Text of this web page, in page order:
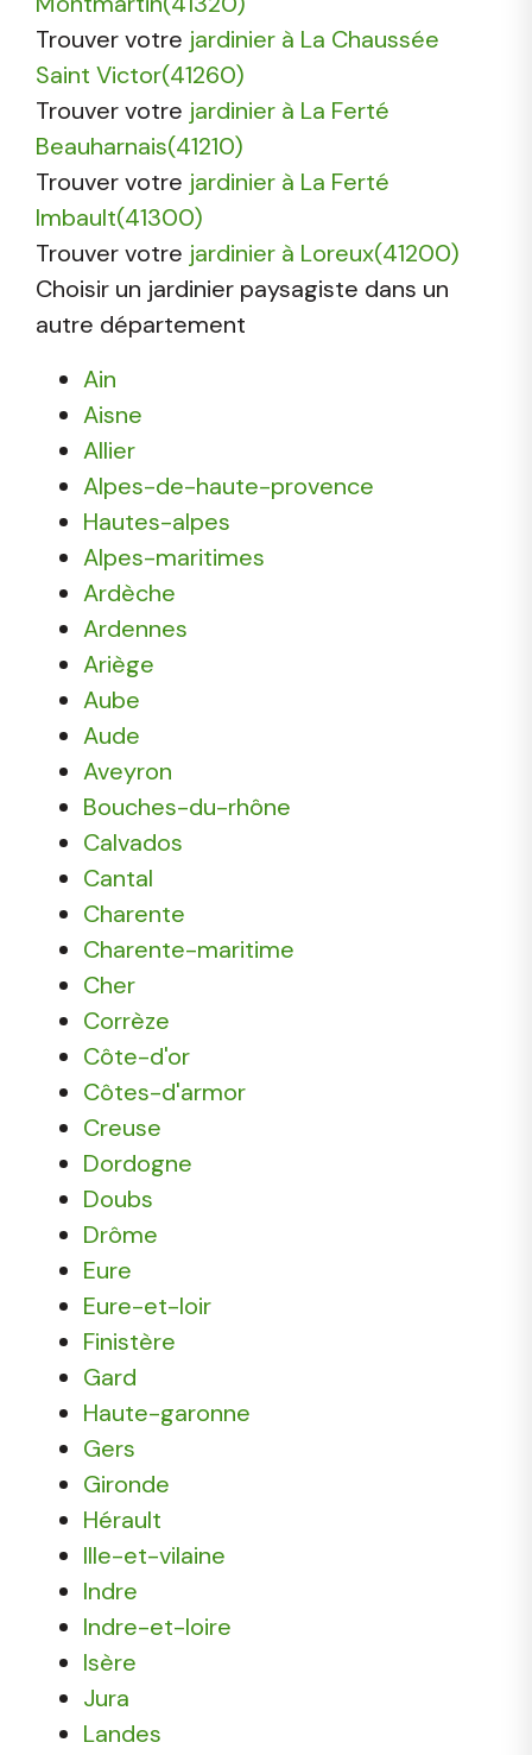
Trouver votre jardinier à La Chaussée
Saint Victor(41260)
Trouver votre jardinier à La Ferté
Beauharnais(41210)
Trouver votre jardinier à La Ferté
Imbault(41300)
Trouver votre jardinier à Loreux(41200)
Choisir un jardinier paysagiste dans un
autre département
Ain
Aisne
Allier
Alpes-de-haute-provence
Hautes-alpes
Alpes-maritimes
Ardèche
Ardennes
Ariège
Aube
Aude
Aveyron
Bouches-du-rhône
Calvados
Cantal
Charente
Charente-maritime
Cher
Corrèze
Côte-d'or
Côtes-d'armor
Creuse
Dordogne
Doubs
Drôme
Eure
Eure-et-loir
Finistère
Gard
Haute-garonne
Gers
Gironde
Hérault
Ille-et-vilaine
Indre
Indre-et-loire
Isère
Jura
Landes